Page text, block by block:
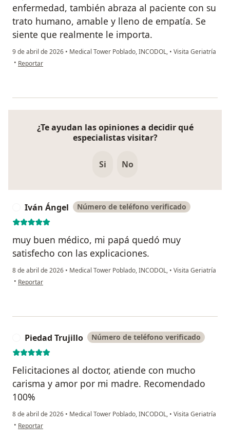
enfermedad, también abraza al paciente con su
trato humano, amable y lleno de empatía. Se
siente que realmente le importa.
9 de abril de 2026 • Medical Tower Poblado, INCODOL, • Visita Geriatría
• en opinión del usuario Margarita Tamayo
Reportar
¿Te ayudan las opiniones a decidir qué
especialistas visitar?
Si No
Iván Ángel Número de teléfono verificado
muy buen médico, mi papá quedó muy
satisfecho con las explicaciones.
8 de abril de 2026 • Medical Tower Poblado, INCODOL, • Visita Geriatría
• en opinión del usuario Iván Ángel
Reportar
Piedad Trujillo Número de teléfono verificado
Felicitaciones al doctor, atiende con mucho
carisma y amor por mi madre. Recomendado
100%
8 de abril de 2026 • Medical Tower Poblado, INCODOL, • Visita Geriatría
• en opinión del usuario Piedad Trujillo
Reportar